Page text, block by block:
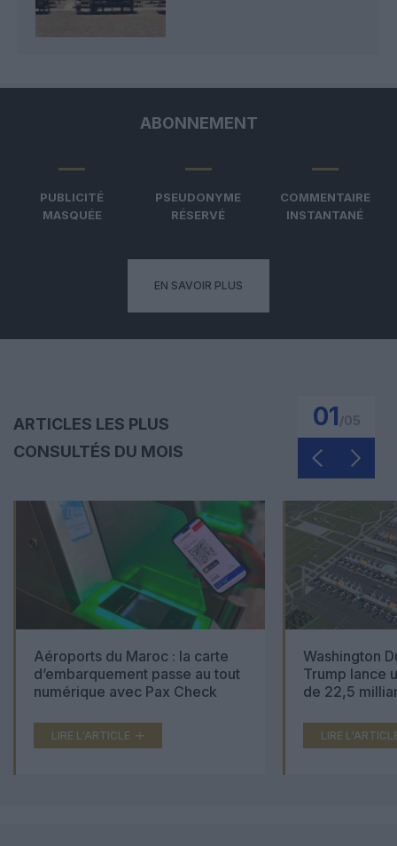
ABONNEMENT
PUBLICITÉ
MASQUÉE
PSEUDONYME
RÉSERVÉ
COMMENTAIRE
INSTANTANÉ
EN SAVOIR PLUS
ARTICLES LES PLUS
CONSULTÉS DU MOIS
01
Aéroports du Maroc : la carte
d’embarquement passe au tout
numérique avec Pax Check
LIRE L'ARTICLE
Washington
Trump lance
de 22,5
LIRE